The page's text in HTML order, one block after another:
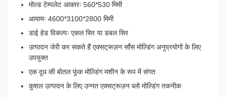
मोल्ड टेम्पलेट आकारः 560*530 मिमी
आयामः 4600*3100*2800 मिमी
डाई हेड विकल्पः एकल सिर या डबल सिर
उत्पादन जेरी कर सकते हैं एक्सट्रूज़न साँस मोल्डिंग अनुप्रयोगों के लिए
उपयुक्त
एक दूध की बोतल फूंक मोल्डिंग मशीन के रूप में संगत
कुशल उत्पादन के लिए उन्नत एक्सट्रूज़न ब्लो मोल्डिंग तकनीक